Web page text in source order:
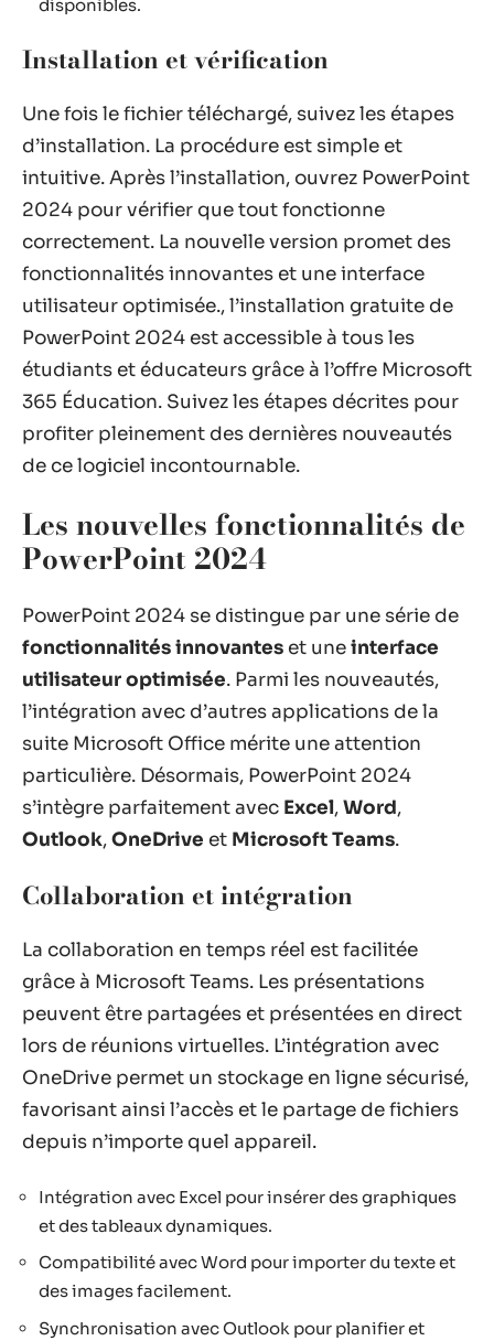
disponibles.
Installation et vérification
Une fois le fichier téléchargé, suivez les étapes
d’installation. La procédure est simple et
intuitive. Après l’installation, ouvrez PowerPoint
2024 pour vérifier que tout fonctionne
correctement. La nouvelle version promet des
fonctionnalités innovantes et une interface
utilisateur optimisée., l’installation gratuite de
PowerPoint 2024 est accessible à tous les
étudiants et éducateurs grâce à l’offre Microsoft
365 Éducation. Suivez les étapes décrites pour
profiter pleinement des dernières nouveautés
de ce logiciel incontournable.
Les nouvelles fonctionnalités de
PowerPoint 2024
PowerPoint 2024 se distingue par une série de
fonctionnalités innovantes et uneinterface
utilisateur optimisée. Parmi les nouveautés,
l’intégration avec d’autres applications de la
suite Microsoft Office mérite une attention
particulière. Désormais, PowerPoint 2024
s’intègre parfaitement avec Excel,Word,
Outlook,OneDrive et Microsoft Teams.
Collaboration et intégration
La collaboration en temps réel est facilitée
grâce à Microsoft Teams. Les présentations
peuvent être partagées et présentées en direct
lors de réunions virtuelles. L’intégration avec
OneDrive permet un stockage en ligne sécurisé,
favorisant ainsi l’accès et le partage de fichiers
depuis n’importe quel appareil.
Intégration avec Excel pour insérer des graphiques
et des tableaux dynamiques.
Compatibilité avec Word pour importer du texte et
des images facilement.
Synchronisation avec Outlook pour planifier et